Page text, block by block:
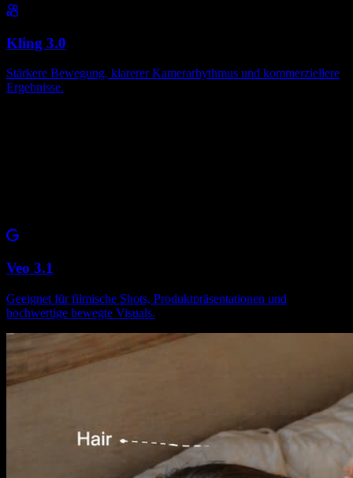
Kling 3.0
Stärkere Bewegung, klarerer Kamerarhythmus und kommerziellere
Ergebnisse.
Veo 3.1
Geeignet für filmische Shots, Produktpräsentationen und
hochwertige bewegte Visuals.